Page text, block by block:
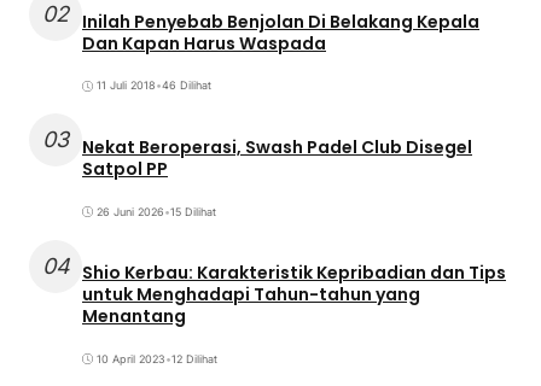
02 Inilah Penyebab Benjolan Di Belakang Kepala
Dan Kapan Harus Waspada
11 Juli 2018•46 Dilihat
03 Nekat Beroperasi, Swash Padel Club Disegel
Satpol PP
26 Juni 2026•15 Dilihat
04 Shio Kerbau: Karakteristik Kepribadian dan Tips
untuk Menghadapi Tahun-tahun yang
Menantang
10 April 2023•12 Dilihat